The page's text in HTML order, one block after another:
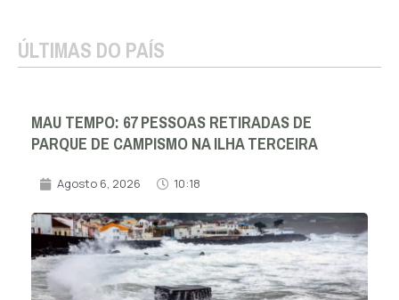
ÚLTIMAS DO PAÍS
MAU TEMPO: 67 PESSOAS RETIRADAS DE
PARQUE DE CAMPISMO NA ILHA TERCEIRA
Agosto 6, 2026 10:18